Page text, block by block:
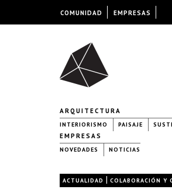
ARQUITECTURA
INTERIORISMO PAISAJE
EMPRESAS
NOVEDADES NOTICIAS
ACTUALIDAD | COLABORACIÓN Y
COMUNIDAD EMPRESAS